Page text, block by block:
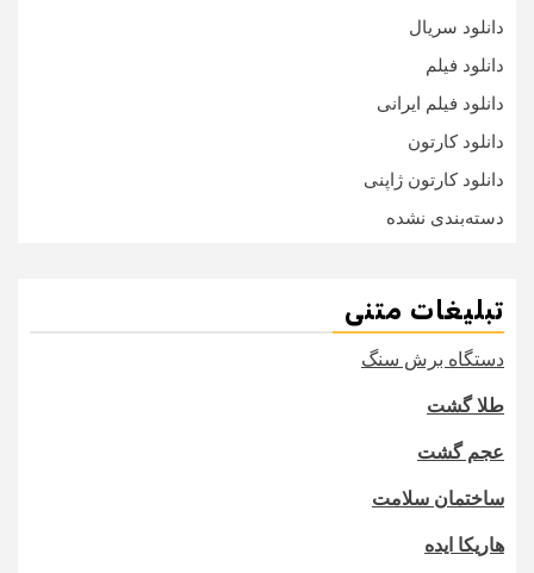
دانلود سریال
دانلود فیلم
دانلود فیلم ایرانی
دانلود کارتون
دانلود کارتون ژاپنی
دسته‌بندی نشده
تبلیغات متنی
دستگاه برش سنگ
طلا گشت
عجم گشت
ساختمان سلامت
هاریکا ایده